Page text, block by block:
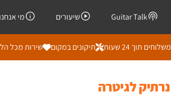
Guitar Talk שיעורים מי אנחנו
משלוחים תוך 24 שעות תיקונים במקום שירות מכל
נרתיק לגיטרה